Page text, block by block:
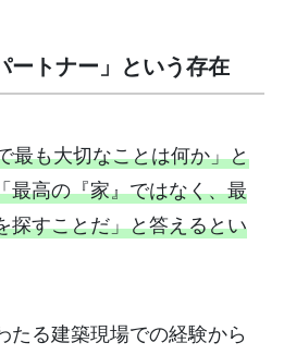
ートナー」という存在
最も大切なことは何か」と
最高の『家』ではなく、最
探すことだ」と答えるとい
たる建築現場での経験から